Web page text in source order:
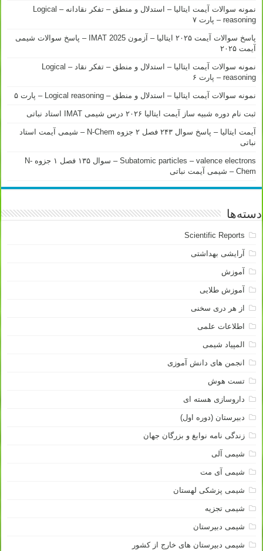
نمونه سوالات آیمت ایتالیا – استدلال و منطق – تفکر نقادانه – Logical
reasoning – پارت ۷
پاسخ سوالات آیمت ۲۰۲۵ ایتالیا – آزمون IMAT 2025 – پاسخ سوالات شیمی
آیمت ۲۰۲۵
نمونه سوالات آیمت ایتالیا – استدلال و منطق – تفکر نقاد – Logical
reasoning – پارت ۶
نمونه سوالات آیمت ایتالیا – استدلال و منطق – Logical reasoning – پارت ۵
ثبت نام دوره شبیه ساز آیمت ایتالیا ۲۰۲۶ درس شیمی IMAT استاد نباتی
آیمت ایتالیا – پاسخ سوال ۲۴۳ فصل ۲ جزوه N-Chem – شیمی آیمت استاد
نباتی
Subatomic particles – valence electrons – سوال ۱۳۵ فصل ۱ جزوه N-
Chem – شیمی آیمت نباتی
دسته‌ها
Scientific Reports
آرایشی بهداشتی
آموزش
آموزش طلایی
از هر دری سخنی
اطلاعات علمی
المپیاد شیمی
انجمن های دانش آموزی
تست هوش
داروسازی هسته ای
دبیرستان (دوره اول)
زندگی نامه نوابغ و بزرگان جهان
شیمی آلی
شیمی آی مت
شیمی پزشکی لهستان
شیمی تجزیه
شیمی دبیرستان
شیمی دبیرستان های خارج از کشور